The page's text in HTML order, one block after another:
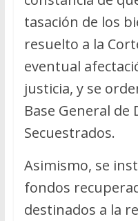
tasación de los
resuelto a la
eventual
justicia, y se
Base General de
Secuestrados.
Asimismo, se
fondos
destinados a la